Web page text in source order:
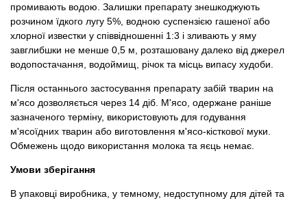
промивають водою. Залишки препарату знешкоджують
розчином їдкого лугу 5%, водною суспензією гашеної або
хлорної известки у співвідношенні 1:3 і зливають у яму
завглибшки не менше 0,5 м, розташовану далеко від джерел
водопостачання, водоймищ, річок та місць випасу худоби.
Після останнього застосування препарату забій тварин на
м'ясо дозволяється через 14 діб. М'ясо, одержане раніше
зазначеного терміну, використовують для годування
м'ясоїдних тварин або виготовлення м'ясо-кісткової муки.
Обмежень щодо використання молока та яєць немає.
Умови зберігання
В упаковці виробника, у темному, недоступному для дітей та